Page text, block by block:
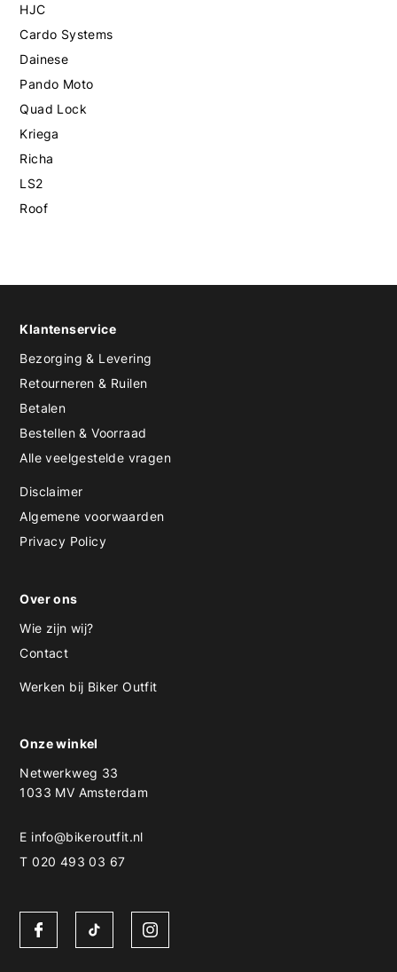
HJC
Cardo Systems
Dainese
Pando Moto
Quad Lock
Kriega
Richa
LS2
Roof
Klantenservice
Bezorging & Levering
Retourneren & Ruilen
Betalen
Bestellen & Voorraad
Alle veelgestelde vragen
Disclaimer
Algemene voorwaarden
Privacy Policy
Over ons
Wie zijn wij?
Contact
Werken bij Biker Outfit
Onze winkel
Netwerkweg 33
1033 MV Amsterdam
E info@bikeroutfit.nl
T 020 493 03 67